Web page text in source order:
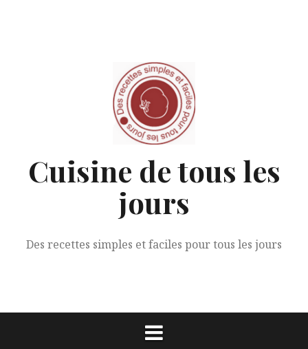
Cuisine de tous les
jours
Des recettes simples et faciles pour tous les jours